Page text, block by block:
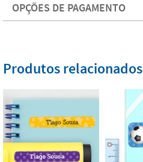
OPÇÕES DE PAGAMENTO
Produtos relacionados